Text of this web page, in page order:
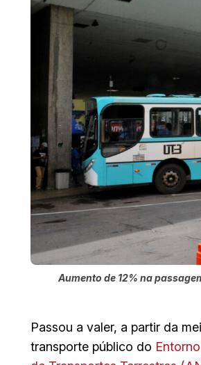
Aumento de 12% na
Passou a valer, a partir da
transporte público do